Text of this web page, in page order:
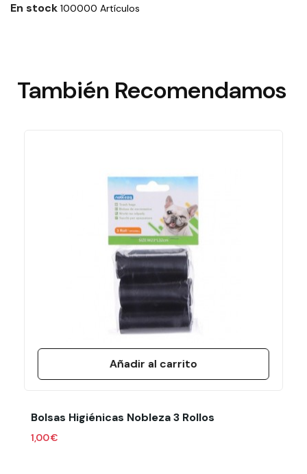
En stock 100000 Artículos
También Recomendamos
Añadir al carrito
Bolsas Higiénicas Nobleza 3 Rollos
1,00 €